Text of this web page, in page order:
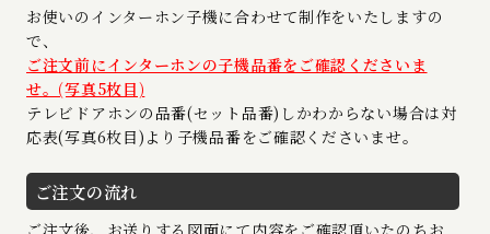
お使いのインターホン子機に合わせて制作をいたしますの
で、
ご注文前にインターホンの子機品番をご確認くださいま
せ。(写真5枚目)
テレビドアホンの品番(セット品番)しかわからない場合は対
応表(写真6枚目)より子機品番をご確認くださいませ。
ご注文の流れ